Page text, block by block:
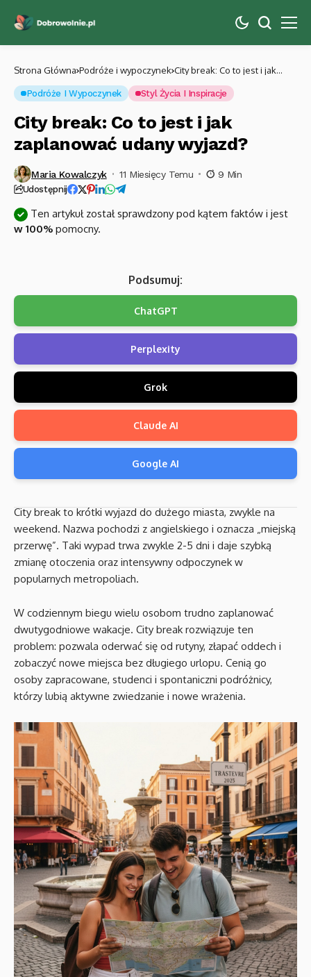
Strona Główna Podróże i wypoczynek City break: Co to jest i jak
Podróże I Wypoczynek Styl Życia I Inspiracje
City break: Co to jest i jak
zaplanować udany wyjazd?
Maria Kowalczyk 11 Miesięcy Temu 9 Min
Udostępnij
Ten artykuł został sprawdzony pod kątem faktów i jest
w 100% pomocny.
Podsumuj:
ChatGPT
Perplexity
Grok
Claude AI
Google AI
City break to krótki wyjazd do dużego miasta, zwykle na
weekend. Nazwa pochodzi z angielskiego i oznacza „miejską
przerwę”. Taki wypad trwa zwykle 2-5 dni i daje szybką
zmianę otoczenia oraz intensywny odpoczynek w
popularnych metropoliach.
W codziennym biegu wielu osobom trudno zaplanować
dwutygodniowe wakacje. City break rozwiązuje ten
problem: pozwala oderwać się od rutyny, złapać oddech i
zobaczyć nowe miejsca bez długiego urlopu. Cenią go
osoby zapracowane, studenci i spontaniczni podróżnicy,
którzy lubią aktywne zwiedzanie i nowe wrażenia.